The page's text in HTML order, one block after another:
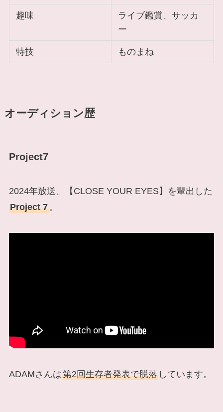
趣味
ライブ鑑賞、サッカ
ー
特技 ものまね
オーディション歴
Project7
2024年放送、【CLOSE YOUR EYES】を輩出した
Project 7。
ADAMさんは第2回生存者発表で脱落しています。